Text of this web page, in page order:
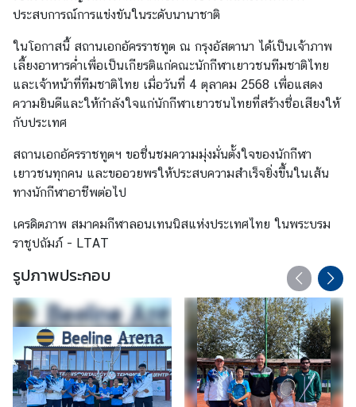
ทำ
า
ร
วั
น
ห
ยุ
ด
T
H
A
L
A
D
N
O
W
ประสบการณ์การแข่งขันในระดับนานาชาติ
ในโอกาสนี้ สถานเอกอัครราชทูต ณ กรุงอัสตานา ได้เป็นเจ้าภาพ
เลี้ยงอาหารค่ำเพื่อเป็นเกียรติแก่คณะนักกีฬาเยาวชนทีมชาติไทย
และเจ้าหน้าที่ทีมชาติไทย เมื่อวันที่ 4 ตุลาคม 2568 เพื่อแสดง
ความยินดีและให้กำลังใจแก่นักกีฬาเยาวชนไทยที่สร้างชื่อเสียงให้
กับประเทศ
สถานเอกอัครราชทูตฯ ขอชื่นชมความมุ่งมั่นตั้งใจของนักกีฬา
เยาวชนทุกคน และขออวยพรให้ประสบความสำเร็จยิ่งขึ้นในเส้น
ทางนักกีฬาอาชีพต่อไป
เครดิตภาพ สมาคมกีฬาลอนเทนนิสแห่งประเทศไทย ในพระบรม
ราชูปถัมภ์ - LTAT
รูปภาพประกอบ